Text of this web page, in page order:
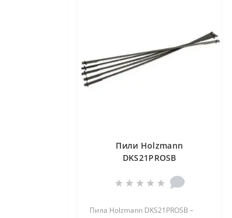
Пили Holzmann
DKS21PROSB
Пила Holzmann DKS21PROSB –